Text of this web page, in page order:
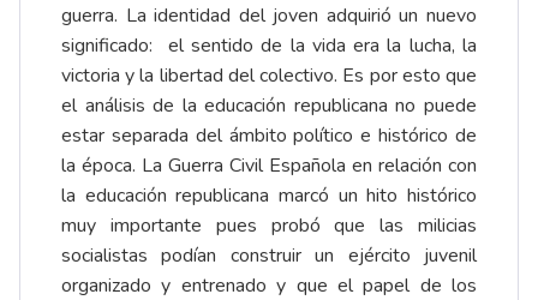
guerra. La identidad del joven adquirió un nuevo
significado: el sentido de la vida era la lucha, la
victoria y la libertad del colectivo. Es por esto que
el análisis de la educación republicana no puede
estar separada del ámbito político e histórico de
la época. La Guerra Civil Española en relación con
la educación republicana marcó un hito histórico
muy importante pues probó que las milicias
socialistas podían construir un ejército juvenil
organizado y entrenado y que el papel de los